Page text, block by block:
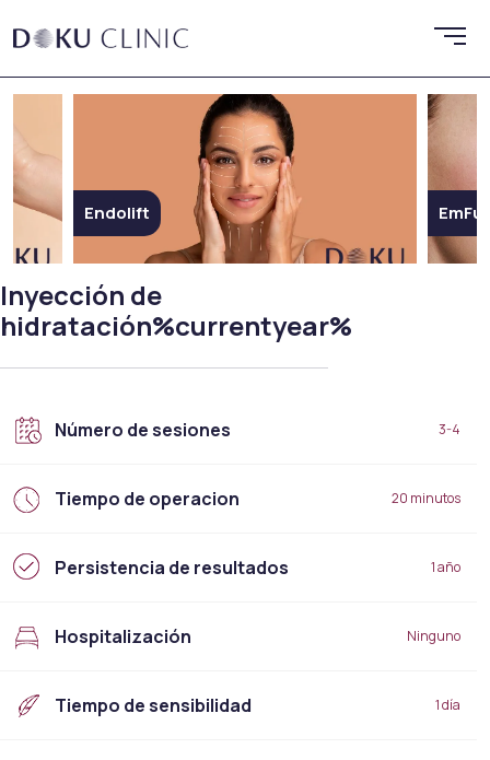
Inyección de
hidratación%currentyear%
Número de sesiones 3-4
Tiempo de operacion 20 minutos
Persistencia de resultados 1 año
Hospitalización Ninguno
Tiempo de sensibilidad 1 día